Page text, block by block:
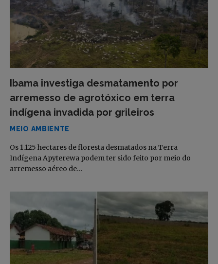
Ibama investiga desmatamento por
arremesso de agrotóxico em terra
indígena invadida por grileiros
MEIO AMBIENTE
Os 1.125 hectares de floresta desmatados na Terra
Indígena Apyterewa podem ter sido feito por meio do
arremesso aéreo de…